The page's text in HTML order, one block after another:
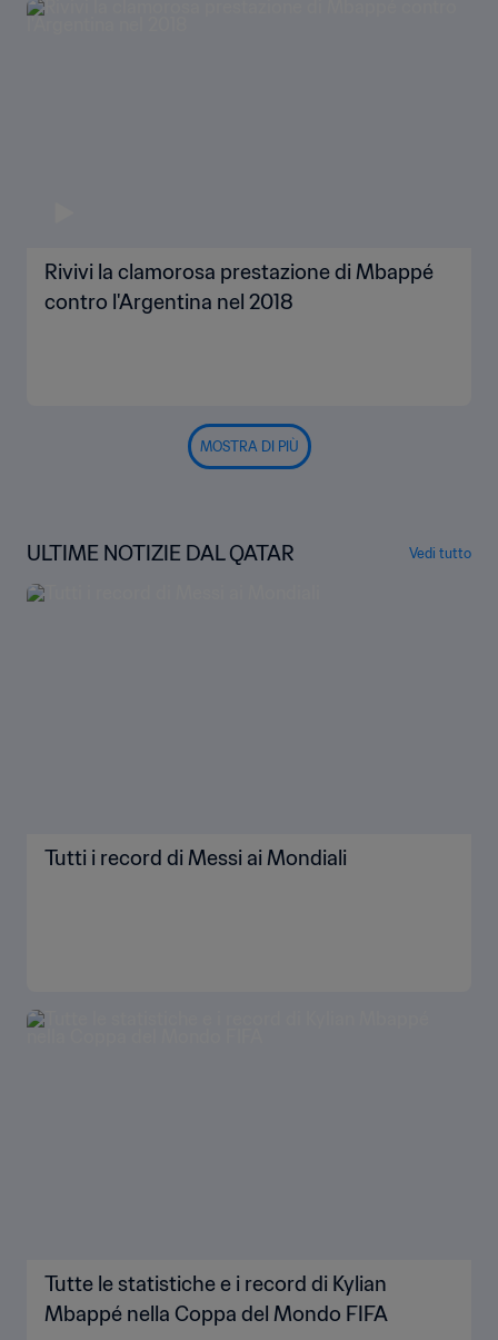
Rivivi la clamorosa prestazione di Mbappé
contro l'Argentina nel 2018
MOSTRA DI PIÙ
ULTIME NOTIZIE DAL QATAR Vedi tutto
Tutti i record di Messi ai Mondiali
Tutte le statistiche e i record di Kylian
Mbappé nella Coppa del Mondo FIFA